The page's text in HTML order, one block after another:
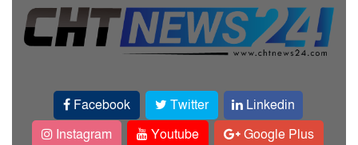
Facebook Twitter
Linkedin
Instagram
Youtube Google Plus